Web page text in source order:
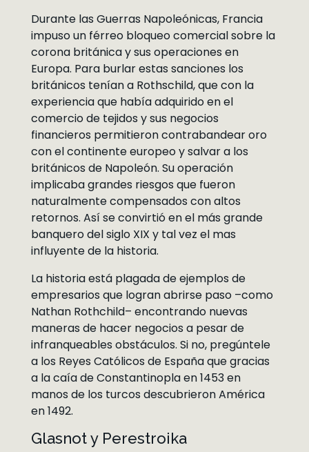
Durante las Guerras Napoleónicas, Francia
impuso un férreo bloqueo comercial sobre la
corona británica y sus operaciones en
Europa. Para burlar estas sanciones los
británicos tenían a Rothschild, que con la
experiencia que había adquirido en el
comercio de tejidos y sus negocios
financieros permitieron contrabandear oro
con el continente europeo y salvar a los
británicos de Napoleón. Su operación
implicaba grandes riesgos que fueron
naturalmente compensados con altos
retornos. Así se convirtió en el más grande
banquero del siglo XIX y tal vez el mas
influyente de la historia.
La historia está plagada de ejemplos de
empresarios que logran abrirse paso –como
Nathan Rothchild– encontrando nuevas
maneras de hacer negocios a pesar de
infranqueables obstáculos. Si no, pregúntele
a los Reyes Católicos de España que gracias
a la caía de Constantinopla en 1453 en
manos de los turcos descubrieron América
en 1492.
Glasnot y Perestroika